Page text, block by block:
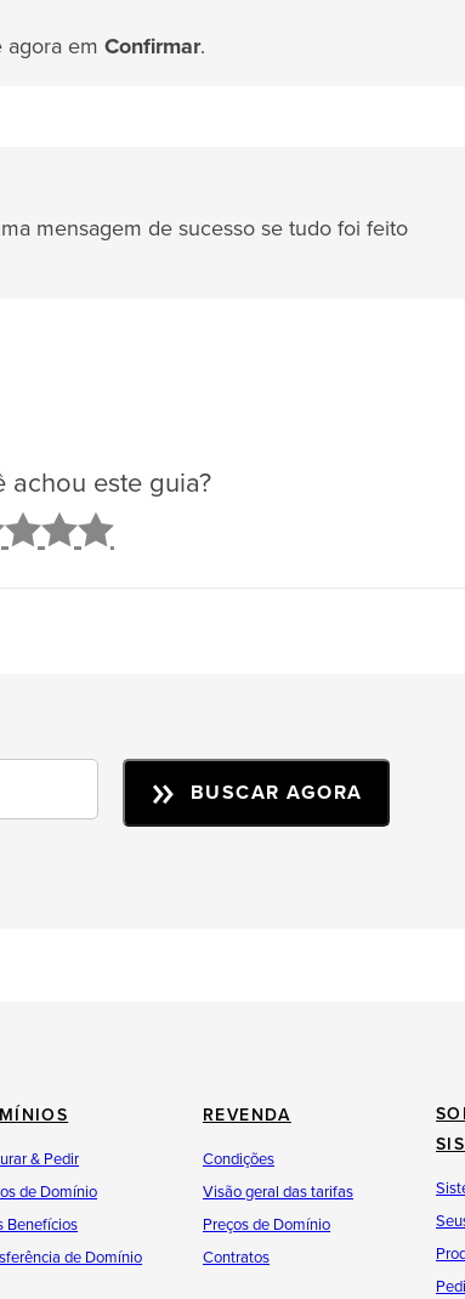
agora em Confirmar.
mensagem de sucesso se tudo foi feito
achou este guia?
BUSCAR AGORA
& Pedir
de Domínio
Benefícios
de Domínio
REVENDA
Condições
Visão geral das tarifas
Preços de Domínio
Contratos